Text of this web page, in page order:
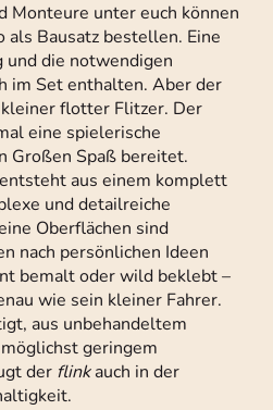
Monteure unter euch können
als Bausatz bestellen. Eine
die notwendigen
im Set enthalten. Aber der
flotter Flitzer. Der
eine spielerische
Großen Spaß bereitet.
aus einem komplett
und detailreiche
Oberflächen sind
nach persönlichen Ideen
bemalt oder wild beklebt –
wie sein kleiner Fahrer.
aus unbehandeltem
geringem
der flinkauch in der